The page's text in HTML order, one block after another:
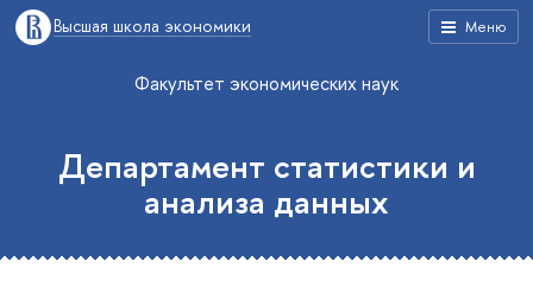
Меню
Высшая школа экономики
Факультет экономических наук
Департамент статистики и
анализа данных